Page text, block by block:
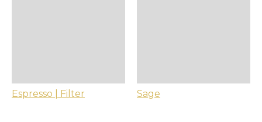
Espresso | Filter Sage